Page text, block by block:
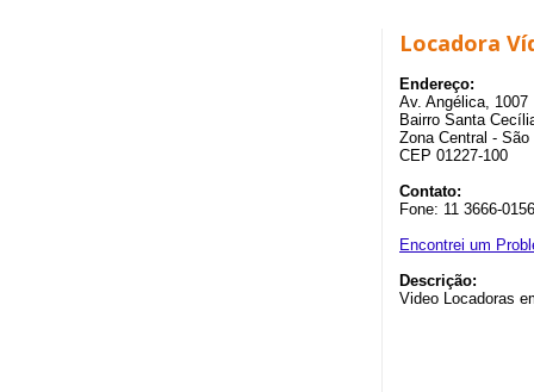
Locadora
Endereço:
Av. Angélica, 1007
Bairro Santa
Zona Central -
CEP 01227-100
Contato:
Fone: 11 3666-0156
Encontrei um
Descrição:
Video Locadoras